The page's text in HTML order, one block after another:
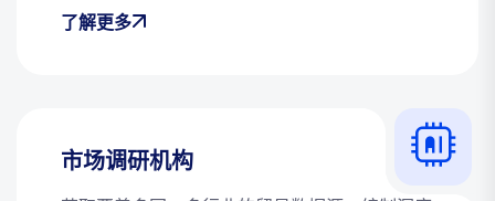
了解更多
市场调研机构